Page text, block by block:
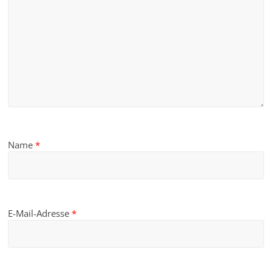
Name*
E-Mail-Adresse*